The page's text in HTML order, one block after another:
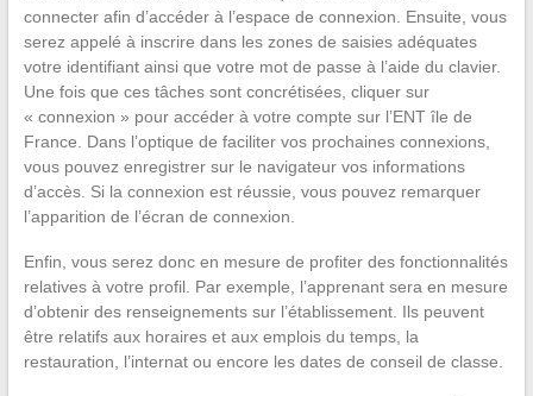
connecter afin d’accéder à l’espace de connexion. Ensuite, vous
serez appelé à inscrire dans les zones de saisies adéquates
votre identifiant ainsi que votre mot de passe à l’aide du clavier.
Une fois que ces tâches sont concrétisées, cliquer sur
« connexion » pour accéder à votre compte sur l’ENT île de
France. Dans l’optique de faciliter vos prochaines connexions,
vous pouvez enregistrer sur le navigateur vos informations
d’accès. Si la connexion est réussie, vous pouvez remarquer
l’apparition de l’écran de connexion.
Enfin, vous serez donc en mesure de profiter des fonctionnalités
relatives à votre profil. Par exemple, l’apprenant sera en mesure
d’obtenir des renseignements sur l’établissement. Ils peuvent
être relatifs aux horaires et aux emplois du temps, la
restauration, l’internat ou encore les dates de conseil de classe.